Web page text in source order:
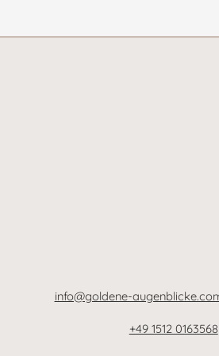
+49 1512 0163568
info@goldene-